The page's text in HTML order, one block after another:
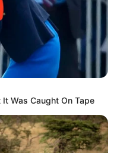
Was Caught On Tape